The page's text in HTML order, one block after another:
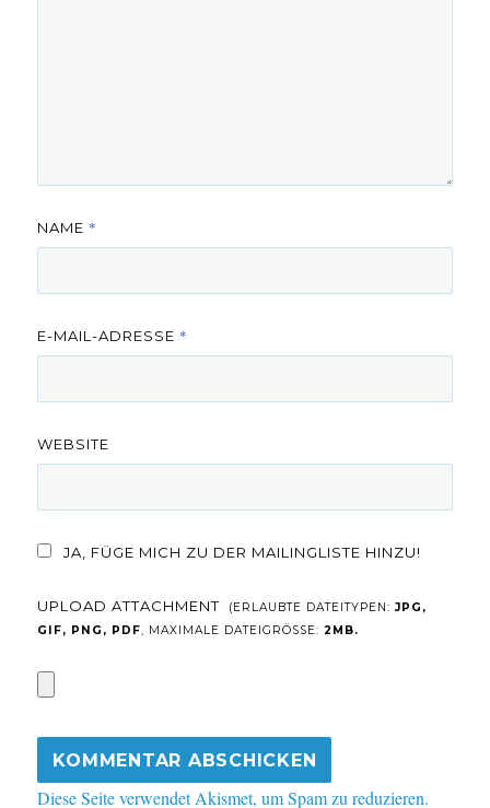
NAME *
E-MAIL-ADRESSE *
WEBSITE
JA, FÜGE MICH ZU DER MAILINGLISTE HINZU!
UPLOAD ATTACHMENT (ERLAUBTE DATEITYPEN:JPG,
GIF, PNG, PDF, MAXIMALE DATEIGRÖSSE: 2MB.
Diese Seite verwendet Akismet, um Spam zu reduzieren.